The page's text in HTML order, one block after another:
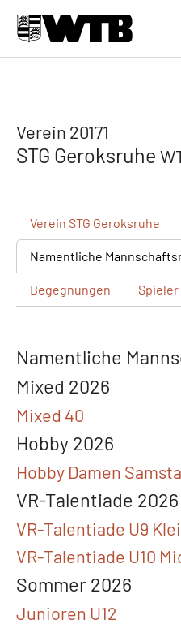
Verein 20171
STG Geroksruhe
Verein STG Geroksruhe
Namentliche
Begegnungen Spieler
Namentliche
Mixed 2026
Mixed 40
Hobby 2026
Hobby Damen
VR-Talentiade 2026
VR-Talentiade U9
VR-Talentiade U10
Sommer 2026
Junioren U12